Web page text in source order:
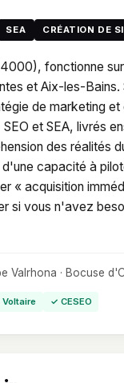
SEA CRÉATION DE
fonctionne
et Aix-les-
de marketing
et SEA, livrés
des réalités
capacité à
« acquisition
si vous n'avez
Valrhona · Bocuse
✓ CESEO